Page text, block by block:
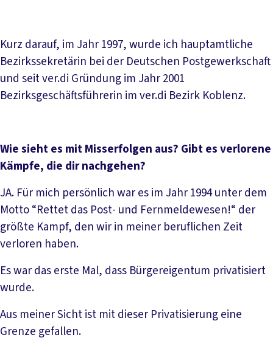
Kurz darauf, im Jahr 1997, wurde ich hauptamtliche
Bezirkssekretärin bei der Deutschen Postgewerkschaft
und seit ver.di Gründung im Jahr 2001
Bezirksgeschäftsführerin im ver.di Bezirk Koblenz.
Wie sieht es mit Misserfolgen aus? Gibt es verlorene
Kämpfe, die dir nachgehen?
JA. Für mich persönlich war es im Jahr 1994 unter dem
Motto “Rettet das Post- und Fernmeldewesen!“ der
größte Kampf, den wir in meiner beruflichen Zeit
verloren haben.
Es war das erste Mal, dass Bürgereigentum privatisiert
wurde.
Aus meiner Sicht ist mit dieser Privatisierung eine
Grenze gefallen.